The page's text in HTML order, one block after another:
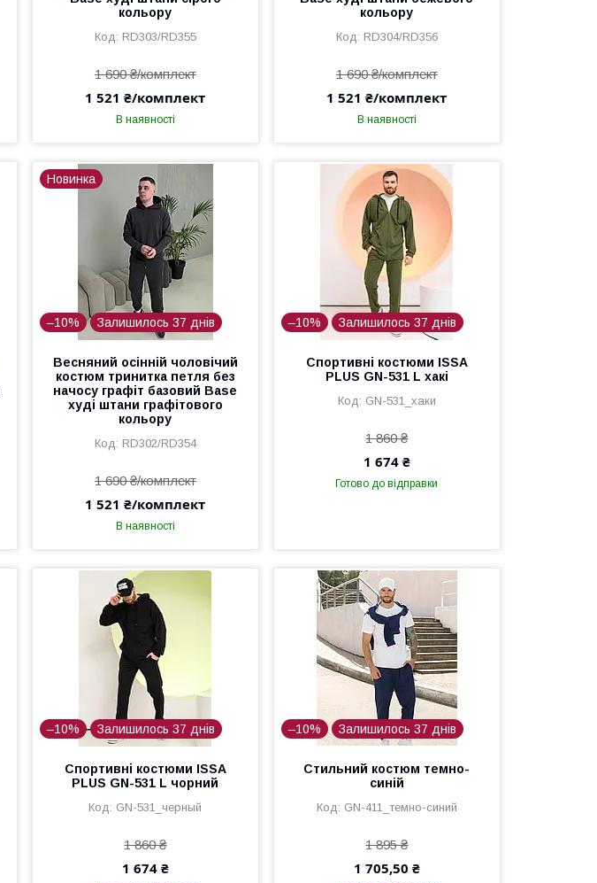
кольору
RD303/RD355
1 690 ₴/комплект
1 521 ₴/комплект
В наявності
кольору
RD304/RD356
1 690 ₴/комплект
1 521 ₴/комплект
В наявності
Новинка
–10% Залишилось 37 днів
Весняний осінній чоловічий
костюм тринитка петля без
начосу графіт базовий Base
худі штани графітового
кольору
RD302/RD354
1 690 ₴/комплект
1 521 ₴/комплект
В наявності
–10% Залишилось 37 днів
Спортивні костюми ISSA
PLUS GN-531 L хакі
GN-531_хаки
1 860 ₴
1 674 ₴
Готово до відправки
–10% Залишилось 37 днів
Спортивні костюми ISSA
PLUS GN-531 L чорний
GN-531_черный
1 860 ₴
1 674 ₴
–10% Залишилось 37 днів
Стильний костюм темно-
синій
GN-411_темно-синий
1 895 ₴
1 705,50 ₴